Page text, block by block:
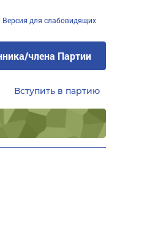
Версия для слабовидящих
члена Партии
Вступить в партию